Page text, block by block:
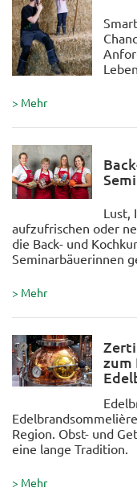
> Mehr
Lust,
aufzufrischen oder
die Back- und
Seminarbäuerinnen
> Mehr
zum
Region. Obst- und
eine lange Tradition.
> Mehr